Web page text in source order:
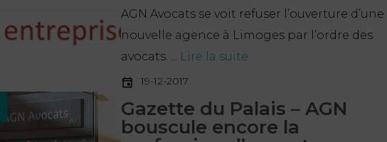
AGN Avocats se voit refuser l’ouverture d’une
nouvelle agence à Limoges par l’ordre des
avocats. ... Lire la suite
19-12-2017
Gazette du Palais – AGN
bouscule encore la